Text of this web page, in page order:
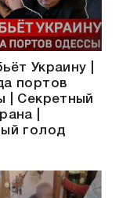
Украину |
портов
| Секретный
|
голод